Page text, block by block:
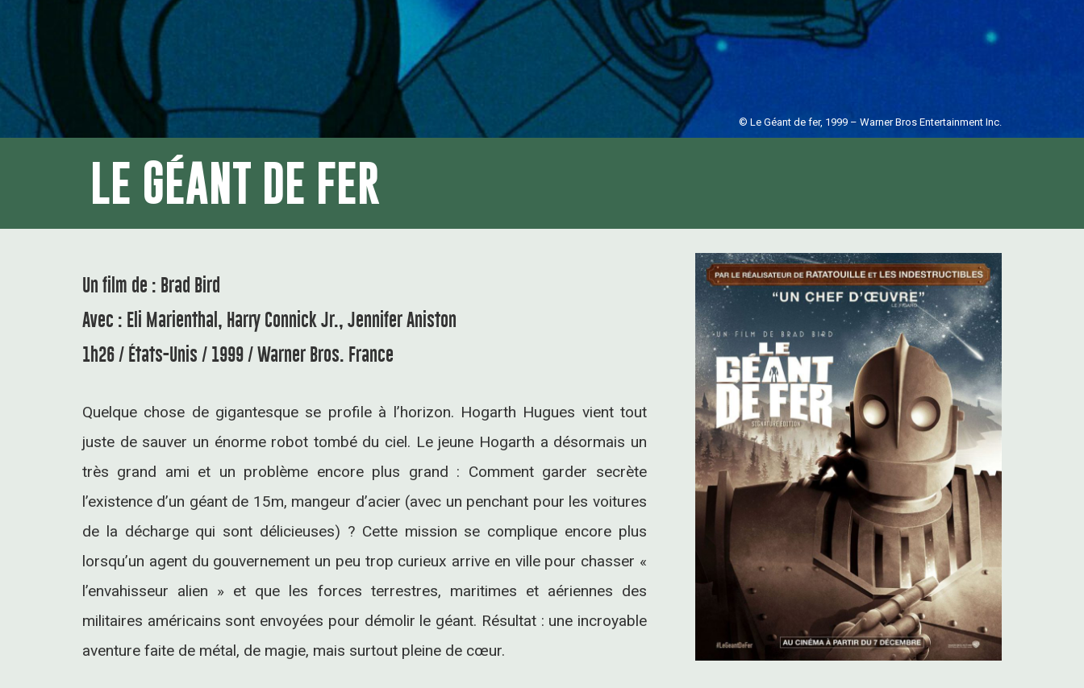
© Le Géant de fer, 1999 – Warner Bros Entertainment Inc.
LE GÉANT DE FER
Un film de : Brad Bird
Avec : Eli Marienthal, Harry Connick Jr., Jennifer Aniston
1h26 / États-Unis / 1999 / Warner Bros. France
Quelque chose de gigantesque se profile à l’horizon. Hogarth Hugues vient tout
juste de sauver un énorme robot tombé du ciel. Le jeune Hogarth a désormais un
très grand ami et un problème encore plus grand : Comment garder secrète
l’existence d’un géant de 15m, mangeur d’acier (avec un penchant pour les voitures
de la décharge qui sont délicieuses) ? Cette mission se complique encore plus
lorsqu’un agent du gouvernement un peu trop curieux arrive en ville pour chasser «
l’envahisseur alien » et que les forces terrestres, maritimes et aériennes des
militaires américains sont envoyées pour démolir le géant. Résultat : une incroyable
aventure faite de métal, de magie, mais surtout pleine de cœur.